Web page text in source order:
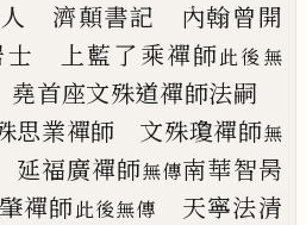
濟顛書記 內翰曾開
上藍了乘禪師此後無
堯首座文殊道禪師法嗣
思業禪師 文殊瓊禪師無
延福廣禪師無傳南華智昺
禪師此後無傳
天寧法清